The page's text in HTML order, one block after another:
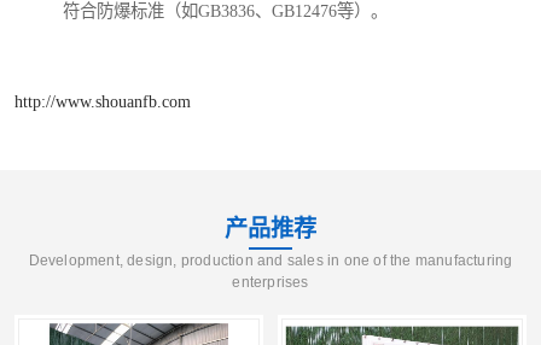
符合防爆标准（如GB3836、GB12476等）。
http://www.shouanfb.com
产品推荐
Development, design, production and sales in one of the manufacturing
enterprises